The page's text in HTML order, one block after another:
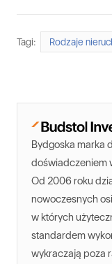
Tagi: Rodzaje
Bydgoska marka
doświadczeniem
Od 2006 roku
nowoczesnych
w których
standardem
wykraczają poza